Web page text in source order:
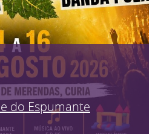
do Espumante